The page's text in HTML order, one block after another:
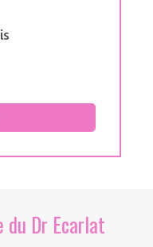
Dr Ecarlat